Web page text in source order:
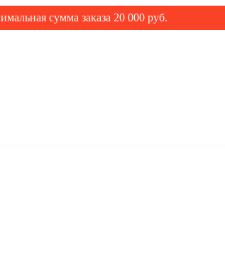
сумма заказа 20 000 руб.